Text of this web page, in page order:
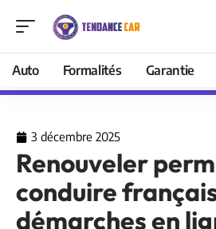
Auto Formalités Garantie
3 décembre 2025
Renouveler
conduire
démarches en